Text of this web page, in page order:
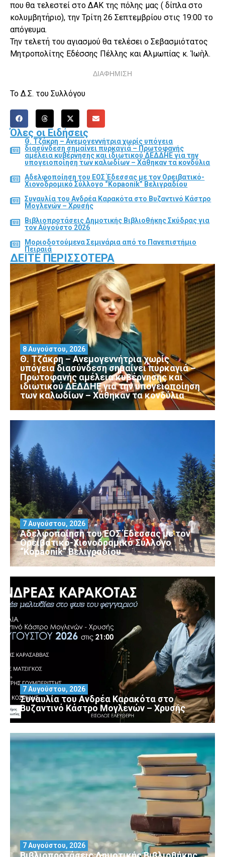
που θα τελεστεί στο ΔΑΚ της πόλης μας ( δίπλα στο
κολυμβητήριο), την Τρίτη 26 Σεπτεμβρίου στις 19:00 το
απόγευμα.
Την τελετή του αγιασμού θα τελέσει ο Σεβασμιότατος
Μητροπολίτης Εδέσσης Πέλλης και Αλμωπίας κ. Ἰωὴλ.
ΔΙΑΦΗΜΙΣΗ
Το Δ.Σ. του Συλλόγου
Όλες οι Ειδήσεις
Θ. Τζάκρη – Ανεμογεννήτρια χωρίς υπόγεια
διασύνδεση σημαίνει πυρκαγιά – Πρωτοφανής
αμέλεια κυβέρνησης και ιδιωτικού ΔΕΔΔΗΕ για την
υπογειοποίηση των καλωδίων – Χάθηκαν τα κονδύλια
Αδελφοποίηση του ΕΟΣ Έδεσσας με τον Ορειβατικό-
Χιονοδρομικό Σύλλογο “Kopaonik” Βελιγραδίου
Συναυλία του Ανδρέα Καρακότα στο Βυζαντινό Κάστρο
Μογλενών – Χρυσής
Βιβλιοπροτάσεις Δημοτικής Βιβλιοθήκης Σκύδρας για
τον Αύγούστο 2026
Μοριοδοτούμενα Σεμινάρια από το Πανεπιστήμιο
Πειραιά
ΔΕΊΤΕ ΠΕΡΙΣΣΌΤΕΡΑ
Θ. Τζάκρη – Ανεμογεννήτρια χωρίς
υπόγεια διασύνδεση σημαίνει πυρκαγιά –
Πρωτοφανής αμέλεια κυβέρνησης και
ιδιωτικού ΔΕΔΔΗΕ για την υπογειοποίηση
των καλωδίων – Χάθηκαν τα κονδύλια
8 Αυγούστου, 2026
Αδελφοποίηση του ΕΟΣ Έδεσσας με τον
Ορειβατικό-Χιονοδρομικό Σύλλογο
“Kopaonik” Βελιγραδίου
7 Αυγούστου, 2026
Συναυλία του Ανδρέα Καρακότα στο
Βυζαντινό Κάστρο Μογλενών – Χρυσής
7 Αυγούστου, 2026
7 Αυγούστου, 2026